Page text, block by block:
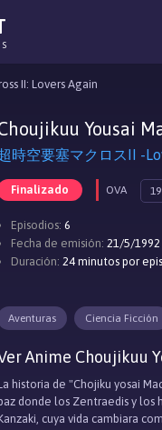
II: Lovers Again
Yousai
時空要塞マクロスII -
Finalizado OVA
Episodios: 6
Fecha de emisión: 21/5/
Duración: 24 minutos por
Aventuras Ciencia Ficción
Anime Choujikuu
historia de "Chojiku yosai
donde los Zentraedis y los
cuya vida cambiara